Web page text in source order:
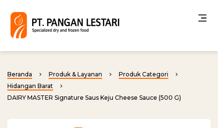
Beranda Produk & Layanan
Produk Categori
Hidangan Barat
DAIRY MASTER Signature Saus Keju Cheese Sauce (500 G)